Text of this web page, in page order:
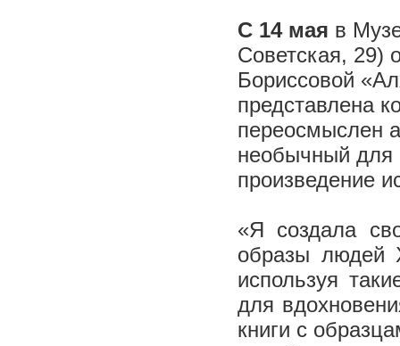
С 14 мая в
Советская, 29)
Бориссовой
представлена
переосмыслен
необычный для
произведение
«Я создала
образы людей
используя
для
книги с